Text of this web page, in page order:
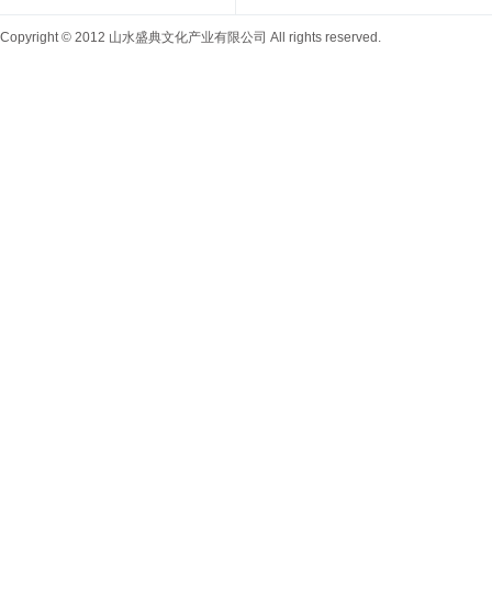
Copyright © 2012 山水盛典文化产业有限公司 All rights reserved.